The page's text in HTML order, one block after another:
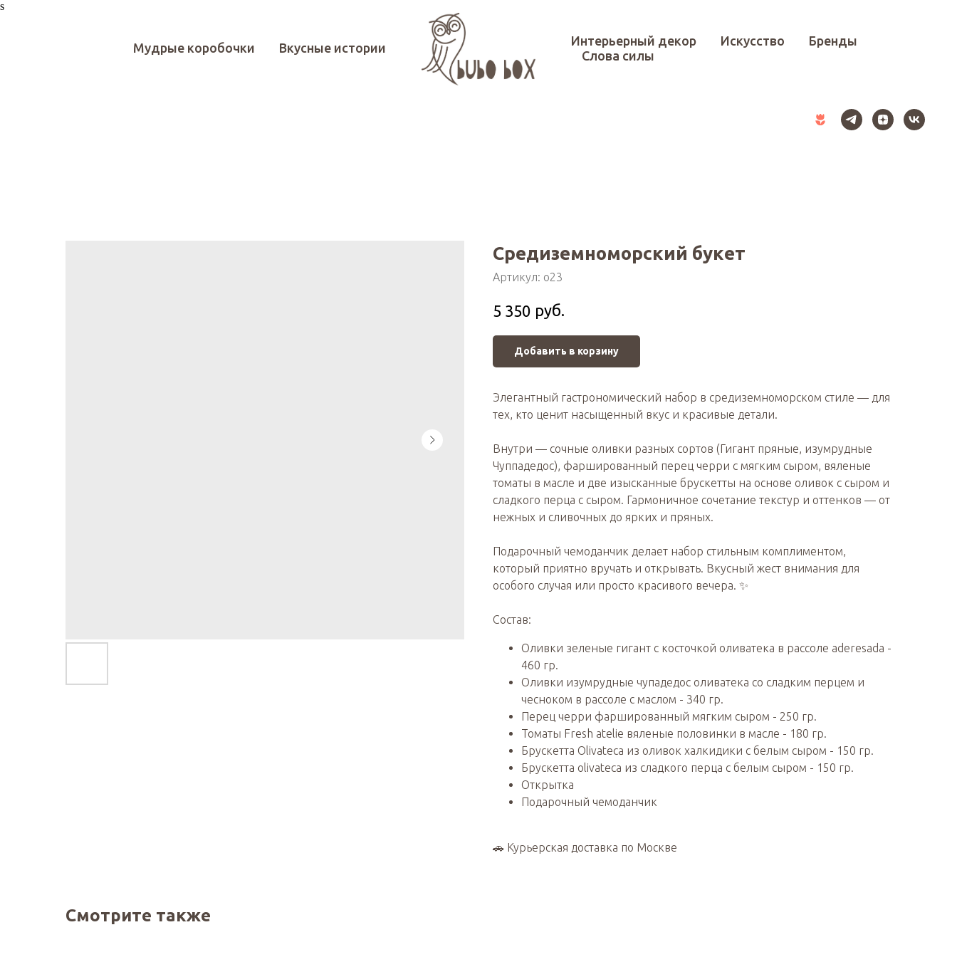
s
Мудрые коробочки Вкусные истории Интерьерный декор Искусство
Бренды
Слова силы
Средиземноморский букет
Артикул: o23
5 350 руб.
Добавить в корзину
Элегантный гастрономический набор в средиземноморском стиле — для
тех, кто ценит насыщенный вкус и красивые детали.
Внутри — сочные оливки разных сортов (Гигант пряные, изумрудные
Чуппадедос), фаршированный перец черри с мягким сыром, вяленые
томаты в масле и две изысканные брускетты на основе оливок с сыром и
сладкого перца с сыром. Гармоничное сочетание текстур и оттенков — от
нежных и сливочных до ярких и пряных.
Подарочный чемоданчик делает набор стильным комплиментом,
который приятно вручать и открывать. Вкусный жест внимания для
особого случая или просто красивого вечера. ✨
Состав:
Оливки зеленые гигант с косточкой оливатека в рассоле aderesada -
460 гр.
Оливки изумрудные чупадедос оливатека со сладким перцем и
чесноком в рассоле с маслом - 340 гр.
Перец черри фаршированный мягким сыром - 250 гр.
Томаты Fresh atelie вяленые половинки в масле - 180 гр.
Брускетта Olivateca из оливок халкидики с белым сыром - 150 гр.
Брускетта olivateca из сладкого перца с белым сыром - 150 гр.
Открытка
Подарочный чемоданчик
🚗 Курьерская доставка по Москве
Смотрите также